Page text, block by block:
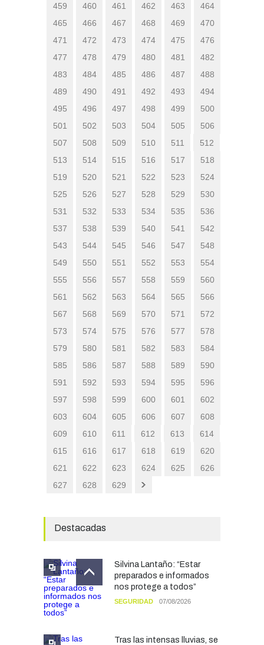
459 460 461 462 463
464
465
466 467 468 469
470
471
472 473 474 475
476
477
478 479 480 481
482
483
484 485 486 487
488
489
490 491 492 493
494
495
496 497 498 499
500
501
502 503 504 505
506
507
508 509 510 511
512
513
514 515 516 517
518
519
520 521 522 523
524
525
526 527 528 529
530
531
532 533 534 535
536
537
538 539 540 541
542
543
544 545 546 547
548
549
550 551 552 553
554
555
556 557 558 559
560
561
562 563 564 565
566
567
568 569 570 571
572
573
574 575 576 577
578
579
580 581 582 583
584
585
586 587 588 589
590
591
592 593 594 595
596
597
598 599 600 601
602
603
604 605 606 607
608
609
610 611 612 613
614
615
616 617 618 619
620
621
622 623 624 625
626
627
628 629
Destacadas
Silvina Lantaño: “Estar
preparados e informados
nos protege a todos”
SEGURIDAD 07/08/2026
Tras las intensas lluvias, se